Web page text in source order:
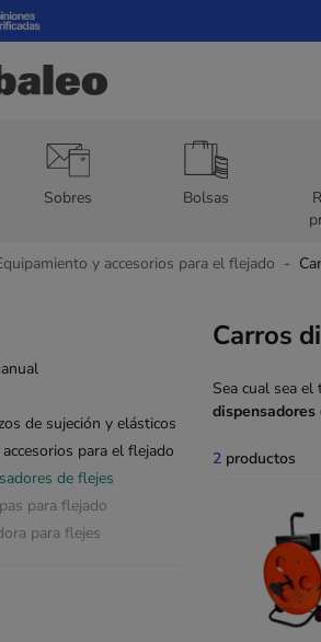
Sobres Bolsas
y accesorios para el flejado
de sujeción y elásticos
para el flejado
de flejes
para flejado
para flejes
Carros
Sea cual sea
2 productos